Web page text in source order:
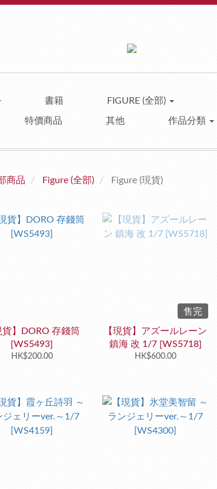
書籍 FIGURE (全部)
特價商品 其他 作品分類
商品 Figure (全部) Figure (現貨)
貨】DORO 存錢筒
[WS5493]
HK$200.00
售完
【現貨】アズールレーン
鎮海 改 1/7 [WS5718]
HK$600.00